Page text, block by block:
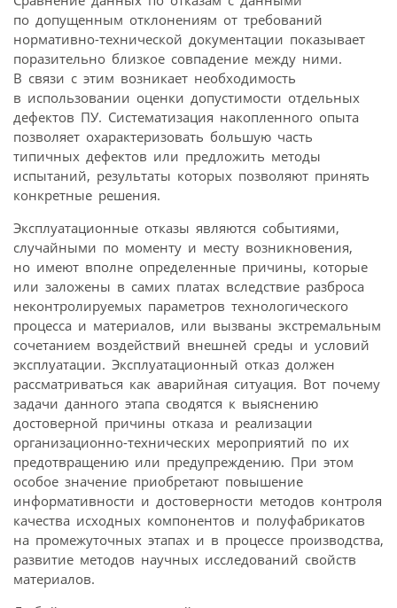
по допущенным отклонениям от требований
нормативно-технической документации показывает
поразительно близкое совпадение между ними.
В связи с этим возникает необходимость
в использовании оценки допустимости отдельных
дефектов ПУ. Систематизация накопленного опыта
позволяет охарактеризовать большую часть
типичных дефектов или предложить методы
испытаний, результаты которых позволяют принять
конкретные решения.
Эксплуатационные отказы являются событиями,
случайными по моменту и месту возникновения,
но имеют вполне определенные причины, которые
или заложены в самих платах вследствие разброса
неконтролируемых параметров технологического
процесса и материалов, или вызваны экстремальным
сочетанием воздействий внешней среды и условий
эксплуатации. Эксплуатационный отказ должен
рассматриваться как аварийная ситуация. Вот почему
задачи данного этапа сводятся к выяснению
достоверной причины отказа и реализации
организационно-технических мероприятий по их
предотвращению или предупреждению. При этом
особое значение приобретают повышение
информативности и достоверности методов контроля
качества исходных компонентов и полуфабрикатов
на промежуточных этапах и в процессе производства,
развитие методов научных исследований свойств
материалов.